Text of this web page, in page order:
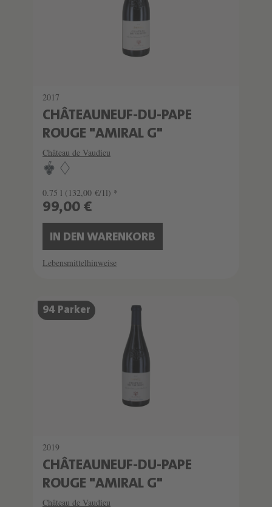
2017
CHÂTEAUNEUF-DU-PAPE
ROUGE "AMIRAL G"
Château de Vaudieu
0.75 l (132,00 €/1l) *
99,00 €
IN DEN WARENKORB
Lebensmittelhinweise
SCHATZKAMMER
LIMITIERT
94 Parker
2019
CHÂTEAUNEUF-DU-PAPE
ROUGE "AMIRAL G"
Château de Vaudieu